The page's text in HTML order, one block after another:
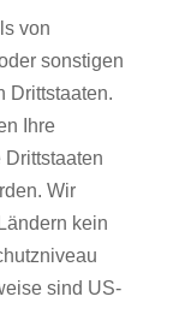
von
sonstigen
Drittstaaten.
Ihre
Wir
kein
sind US-